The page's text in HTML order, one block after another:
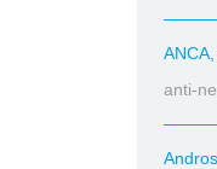
anti-